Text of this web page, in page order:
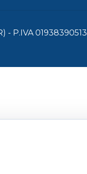
- P.IVA 01938390513